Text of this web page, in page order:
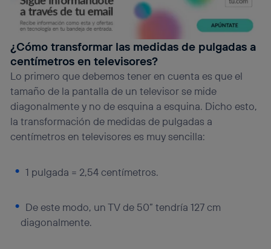
¿Cómo transformar las medidas de pulgadas a
centímetros en televisores?
Lo primero que debemos tener en cuenta es que el
tamaño de la pantalla de un televisor se mide
diagonalmente y no de esquina a esquina. Dicho esto,
la transformación de medidas de pulgadas a
centímetros en televisores es muy sencilla:
1 pulgada = 2,54 centímetros.
De este modo, un TV de 50” tendría 127 cm
diagonalmente.